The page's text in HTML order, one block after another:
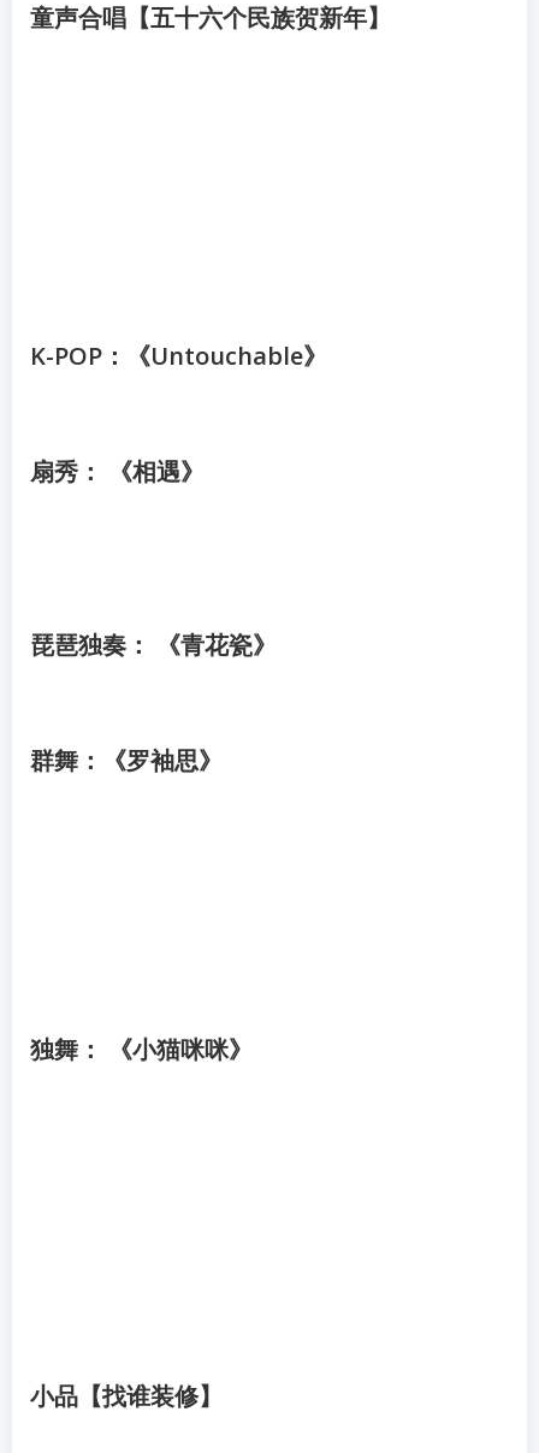
童声合唱【五十六个民族贺新年】
K-POP：《Untouchable》
扇秀： 《相遇》
琵琶独奏： 《青花瓷》
群舞：《罗袖思》
独舞： 《小猫咪咪》
小品【找谁装修】